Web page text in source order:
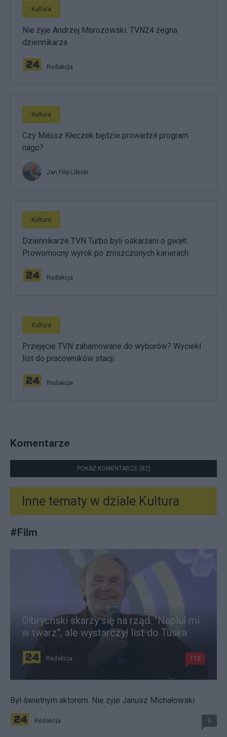
Kultura
Nie żyje Andrzej Morozowski. TVN24 żegna
dziennikarza
Redakcja
Kultura
Czy Miłosz Kłeczek będzie prowadził program
nago?
Jan Filip Libicki
Kultura
Dziennikarze TVN Turbo byli oskarżani o gwałt.
Prowomocny wyrok po zniszczonych karierach
Redakcja
Kultura
Przejęcie TVN zahamowane do wyborów? Wyciekł
list do pracowników stacji
Redakcja
Komentarze
POKAŻ KOMENTARZE (82)
Inne tematy w dziale Kultura
#Film
Olbrychski skarży się na rząd. "Napluł mi
w twarz", ale wystarczył list do Tuska
Redakcja 110
Był świetnym aktorem. Nie żyje Janusz Michałowski
Redakcja 8